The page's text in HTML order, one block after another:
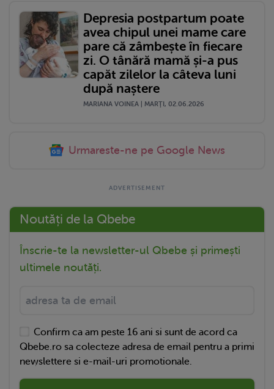
Depresia postpartum poate
avea chipul unei mame care
pare că zâmbește în fiecare
zi. O tânără mamă și-a pus
capăt zilelor la câteva luni
după naștere
MARIANA VOINEA | MARŢI, 02.06.2026
Urmareste-ne pe Google News
Noutăți de la Qbebe
Înscrie-te la newsletter-ul Qbebe și primești
ultimele noutăți.
Confirm ca am peste 16 ani si sunt de acord ca
Qbebe.ro sa colecteze adresa de email pentru a primi
newslettere si e-mail-uri promotionale.